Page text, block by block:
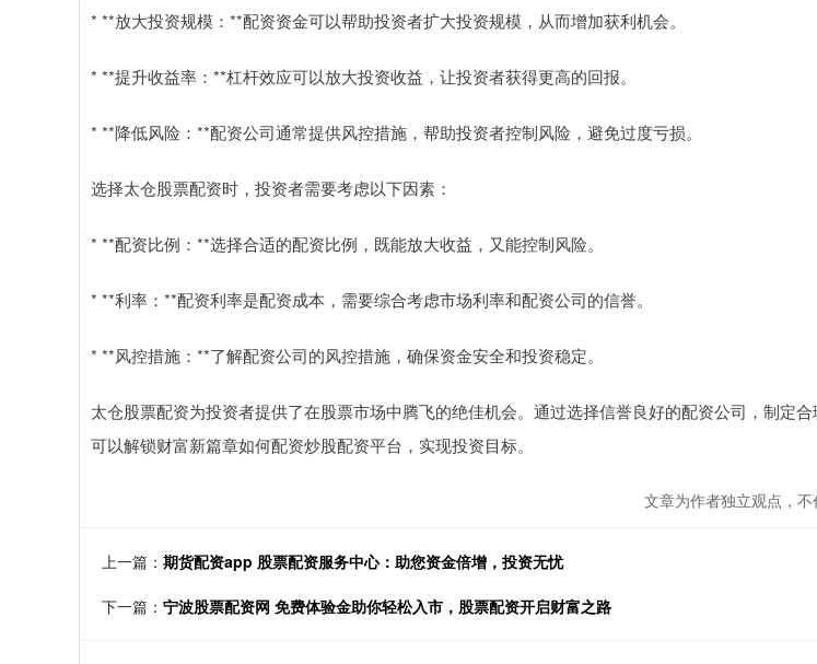
* **放大投资规模：**配资资金可以帮助投资者扩大投资规模，从而增加获利机会。
* **提升收益率：**杠杆效应可以放大投资收益，让投资者获得更高的回报。
* **降低风险：**配资公司通常提供风控措施，帮助投资者控制风险，避免过度亏损。
选择太仓股票配资时，投资者需要考虑以下因素：
* **配资比例：**选择合适的配资比例，既能放大收益，又能控制风险。
* **利率：**配资利率是配资成本，需要综合考虑市场利率和配资公司的信誉。
* **风控措施：**了解配资公司的风控措施，确保资金安全和投资稳定。
太仓股票配资为投资者提供了在股票市场中腾飞的绝佳机会。通过选择信誉良好的配资公司，制定
可以解锁财富新篇章如何配资炒股配资平台，实现投资目标。
文章为作者独立观点，
上一篇： 期货配资app 股票配资服务中心：助您资金倍增，投资无忧
下一篇： 宁波股票配资网 免费体验金助你轻松入市，股票配资开启财富之路